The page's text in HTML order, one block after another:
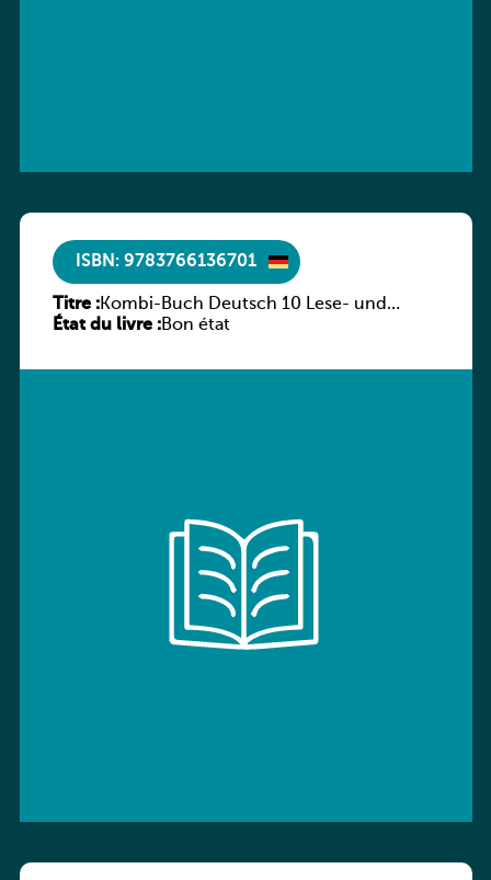
ISBN: 9783766136701
Titre :Kombi-Buch Deutsch 10 Lese- und
Sprachbuch
État du livre :Bon état